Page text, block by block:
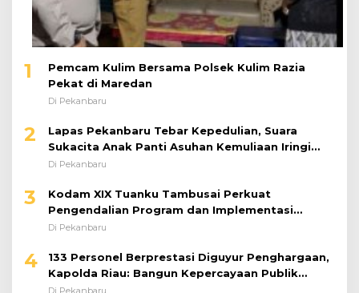
1
Pemcam Kulim Bersama Polsek Kulim Razia
Pekat di Maredan
Di Pekanbaru
2
Lapas Pekanbaru Tebar Kepedulian, Suara
Sukacita Anak Panti Asuhan Kemuliaan Iringi
Bantuan Sosial
Di Pekanbaru
3
Kodam XIX Tuanku Tambusai Perkuat
Pengendalian Program dan Implementasi
Doktrin TNI AD
Di Pekanbaru
4
133 Personel Berprestasi Diguyur Penghargaan,
Kapolda Riau: Bangun Kepercayaan Publik
dengan Karya Nyata
Di Pekanbaru